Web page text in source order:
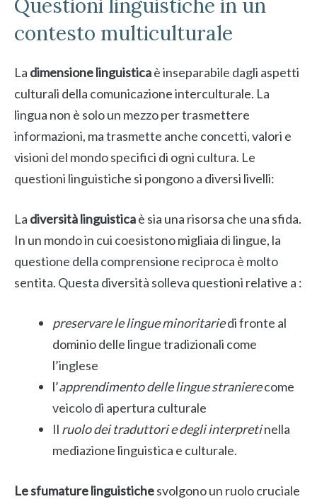
Questioni linguistiche in un
contesto multiculturale
La dimensione linguisticaè inseparabile dagli aspetti
culturali della comunicazione interculturale. La
lingua non è solo un mezzo per trasmettere
informazioni, ma trasmette anche concetti, valori e
visioni del mondo specifici di ogni cultura. Le
questioni linguistiche si pongono a diversi livelli:
La diversità linguisticaè sia una risorsa che una sfida.
In un mondo in cui coesistono migliaia di lingue, la
questione della comprensione reciproca è molto
sentita. Questa diversità solleva questioni relative a :
preservare le lingue minoritariedi fronte al
dominio delle lingue tradizionali come
l’inglese
l’apprendimento delle lingue stranierecome
veicolo di apertura culturale
Il ruolo dei traduttori e degli interpretinella
mediazione linguistica e culturale.
Le sfumature linguistichesvolgono un ruolo cruciale